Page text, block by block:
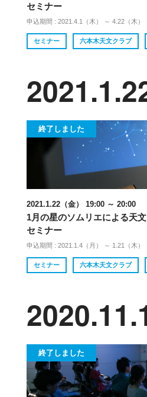
セミナー
申込期間 : 2021.4.1（木） ～ 4.22（木）
セミナー 六本木天文クラブ
終了しました
2021.1.22（金） 19:00 ～ 20:00
1月の星のソムリエによる天
セミナー
申込期間 : 2021.1.4（月） ～ 1.21（木）
セミナー 六本木天文クラブ
終了しました